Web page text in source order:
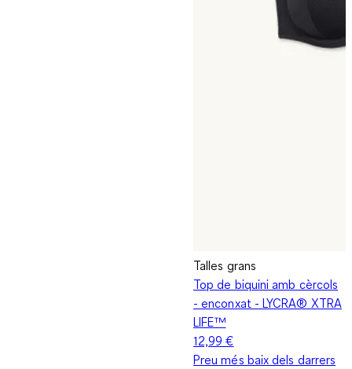
Talles grans
Top de biquini amb cèrcols
- enconxat - LYCRA® XTRA
LIFE™
12,99 €
Preu més baix dels darrers